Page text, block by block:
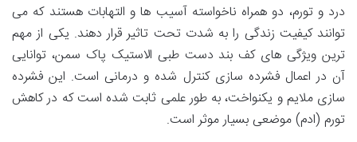
درد و تورم، دو همراه ناخواسته آسیب ها و التهابات هستند که می
توانند کیفیت زندگی را به شدت تحت تاثیر قرار دهند. یکی از مهم
ترین ویژگی های کف بند دست طبی الاستیک پاک سمن، توانایی
آن در اعمال فشرده سازی کنترل شده و درمانی است. این فشرده
سازی ملایم و یکنواخت، به طور علمی ثابت شده است که در کاهش
تورم (ادم) موضعی بسیار موثر است.